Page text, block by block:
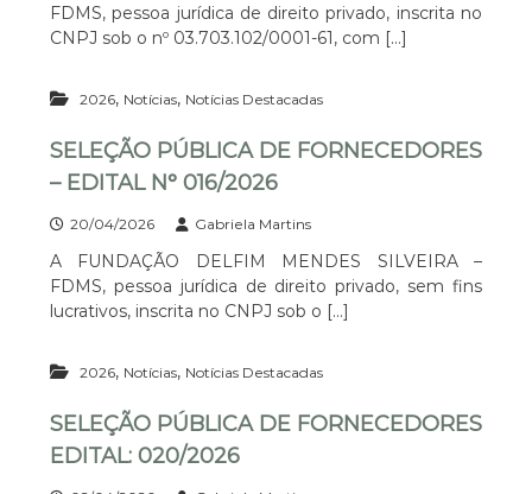
FDMS, pessoa jurídica de direito privado, inscrita no
CNPJ sob o nº 03.703.102/0001-61, com […]
2026, Notícias, Notícias Destacadas
SELEÇÃO PÚBLICA DE FORNECEDORES
– EDITAL N° 016/2026
20/04/2026 Gabriela Martins
A FUNDAÇÃO DELFIM MENDES SILVEIRA –
FDMS, pessoa jurídica de direito privado, sem fins
lucrativos, inscrita no CNPJ sob o […]
2026, Notícias, Notícias Destacadas
SELEÇÃO PÚBLICA DE FORNECEDORES
EDITAL: 020/2026